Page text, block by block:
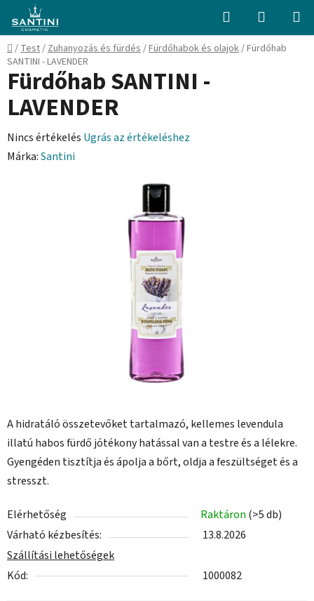
fő
tartalomhoz
Keresés KOSÁR
Kezdőlap
/Test/Zuhanyozás és fürdés/Fürdőhabok és olajok/Fürdőhab
SANTINI - LAVENDER
A hidratáló összetevőket tartalmazó, kellemes levendula
illatú habos fürdő jótékony hatással van a testre és a lélekre.
Gyengéden tisztítja és ápolja a bőrt, oldja a feszültséget és a
stresszt.
Elérhetőség Raktáron (>5 db)
Várható kézbesítés:
13.8.2026
Szállítási lehetőségek
Kód:
1000082
Fürdőhab SANTINI -
LAVENDER
A
termék
Nincs értékelés Ugrás az értékeléshez
Márka:Santini